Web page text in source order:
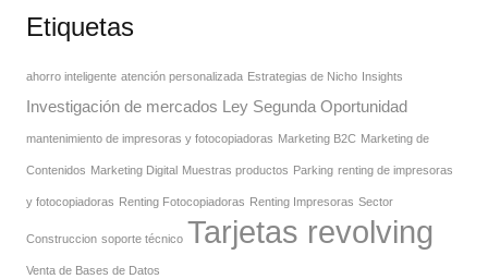
Etiquetas
ahorro inteligente atención personalizada Estrategias de Nicho Insights
Investigación de mercados Ley Segunda Oportunidad
mantenimiento de impresoras y fotocopiadoras Marketing B2C Marketing de
Contenidos Marketing Digital Muestras productos Parking renting de impresoras
y fotocopiadoras Renting Fotocopiadoras Renting Impresoras Sector
Construccion soporte técnico Tarjetas revolving
Venta de Bases de Datos